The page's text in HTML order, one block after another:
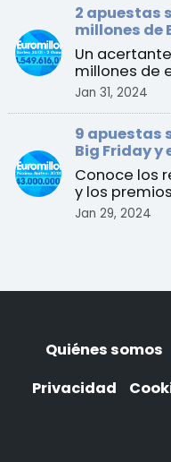
2 apuestas
millones de
queda en
Un
millones de
Jan 31, 2024
9 apuestas
Big Friday y
alcanza los
Conoce los
y los
martes 30
Jan 29, 2024
Quiénes somos
Privacidad